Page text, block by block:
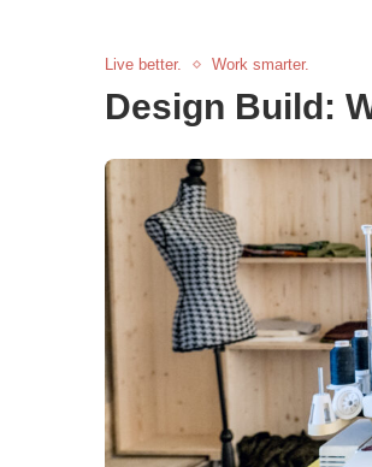
Live better. Work smarter.
Design Build: